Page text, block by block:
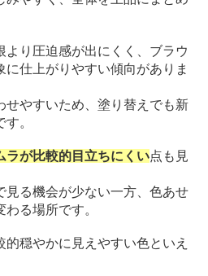
より圧迫感が出にくく、ブラウ
に仕上がりやすい傾向がありま
せやすいため、塗り替えでも新
。
ラが比較的目立ちにくい点も見
見る機会が少ない一方、色あせ
る場所です。
穏やかに見えやすい色といえ